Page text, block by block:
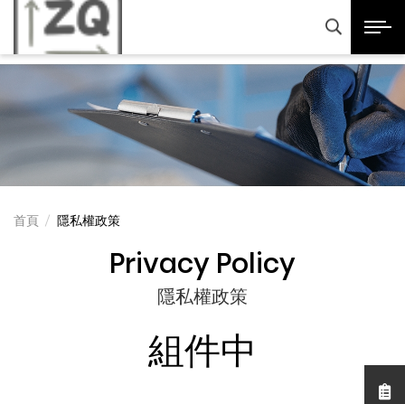
正奇精密科技股份有限
產品諮詢
展開
首頁 隱私權政策
Privacy Policy
隱私權政策
組件中